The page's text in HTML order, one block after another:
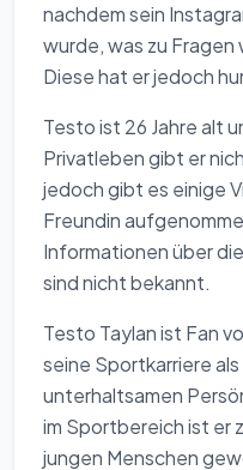
nachdem sein
wurde, was zu
Diese hat er jedoch
Testo ist 26 Jahre alt
Privatleben gibt er
jedoch gibt es einige
Freundin
Informationen über
sind nicht bekannt.
Testo Taylan ist Fan
seine Sportkarriere
unterhaltsamen
im Sportbereich ist er
jungen Menschen